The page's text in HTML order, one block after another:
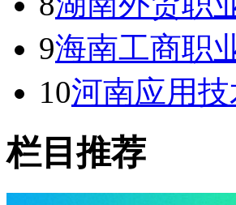
9海南工商职
10河南应用
栏目推荐